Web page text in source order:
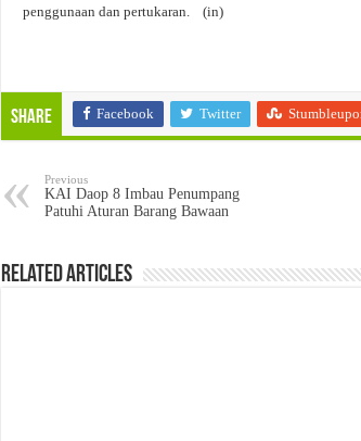
penggunaan dan pertukaran. (in)
Share Facebook Twitter
Previous
KAI Daop 8 Imbau Penumpang
Patuhi Aturan Barang Bawaan
Related Articles